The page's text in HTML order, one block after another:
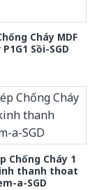
Cháy MDF
Sồi-SGD
Chống Cháy 1
thanh thoat
a-SGD